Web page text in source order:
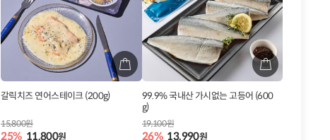
갈릭치즈 연어스테이크 (200g)
25% 11,800원
15,800원
99.9% 국내산 가시없는 고등어 (600
g)
26% 13,990원
19,100원